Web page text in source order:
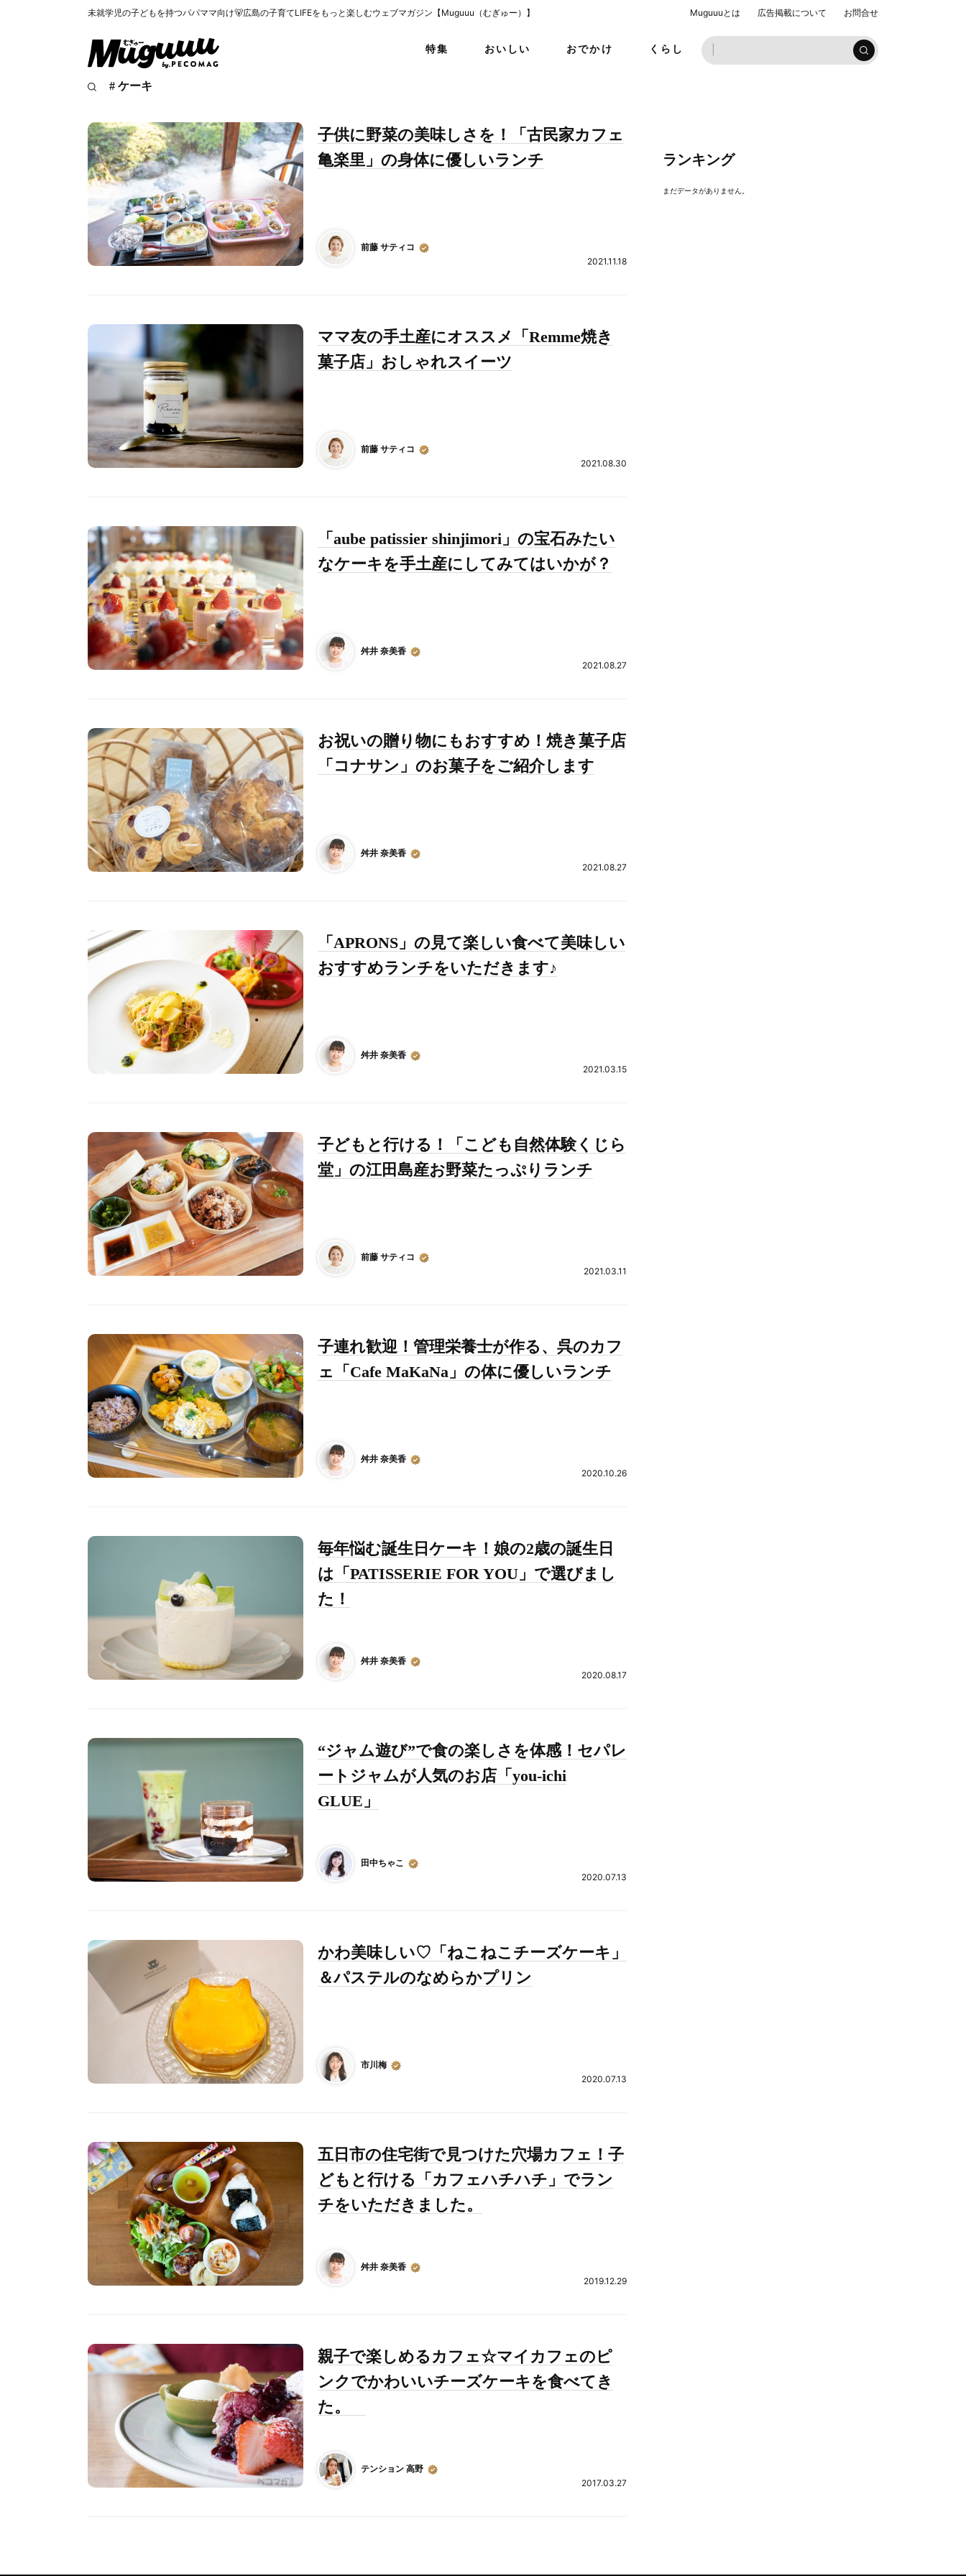
未就学児の子どもを持つパパママ向け🐻広島の子育てLIFEをもっと楽しむウェブマガジン【Muguuu（むぎゅー）】 Muguuuとは 広告掲載について お問合せ
特集 おいしい おでかけ くらし
# ケーキ
子供に野菜の美味しさを！「古民家カフェ
亀楽里」の身体に優しいランチ
前藤 サティコ
2021.11.18
ママ友の手土産にオススメ「Remme焼き
菓子店」おしゃれスイーツ
前藤 サティコ
2021.08.30
「aube patissier shinjimori」の宝石みたい
なケーキを手土産にしてみてはいかが？
舛井 奈美香
2021.08.27
お祝いの贈り物にもおすすめ！焼き菓子店
「コナサン」のお菓子をご紹介します
舛井 奈美香
2021.08.27
「APRONS」の見て楽しい食べて美味しい
おすすめランチをいただきます♪
舛井 奈美香
2021.03.15
子どもと行ける！「こども自然体験くじら
堂」の江田島産お野菜たっぷりランチ
前藤 サティコ
2021.03.11
子連れ歓迎！管理栄養士が作る、呉のカフ
ェ「Cafe MaKaNa」の体に優しいランチ
舛井 奈美香
2020.10.26
毎年悩む誕生日ケーキ！娘の2歳の誕生日
は「PATISSERIE FOR YOU」で選びまし
た！
舛井 奈美香
2020.08.17
“ジャム遊び”で食の楽しさを体感！セパレ
ートジャムが人気のお店「you-ichi
GLUE」
田中ちゃこ
2020.07.13
かわ美味しい♡「ねこねこチーズケーキ」
＆パステルのなめらかプリン
市川梅
2020.07.13
五日市の住宅街で見つけた穴場カフェ！子
どもと行ける「カフェハチハチ」でラン
チをいただきました。
舛井 奈美香
2019.12.29
親子で楽しめるカフェ☆マイカフェのピ
ンクでかわいいチーズケーキを食べてき
た。
テンション 高野
2017.03.27
ランキング
まだデータがありません。